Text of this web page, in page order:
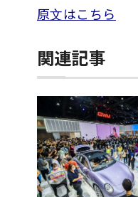
原文はこちら
関連記事